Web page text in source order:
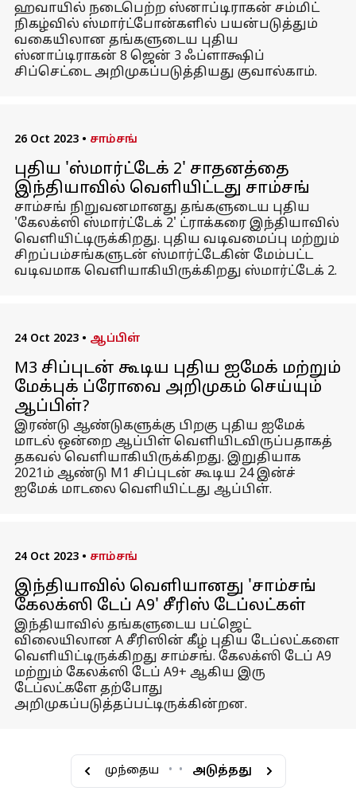
ஹவாயில் நடைபெற்ற ஸ்னாப்டிராகன் சம்மிட்
நிகழ்வில் ஸ்மார்ட்போன்களில் பயன்படுத்தும்
வகையிலான தங்களுடைய புதிய
ஸ்னாப்டிராகன் 8 ஜென் 3 ஃப்ளாக்ஷிப்
சிப்செட்டை அறிமுகப்படுத்தியது குவால்காம்.
26 Oct 2023 • சாம்சங்
புதிய 'ஸ்மார்ட்டேக் 2' சாதனத்தை
இந்தியாவில் வெளியிட்டது சாம்சங்
சாம்சங் நிறுவனமானது தங்களுடைய புதிய
'கேலக்ஸி ஸ்மார்ட்டேக் 2' ட்ராக்கரை இந்தியாவில்
வெளியிட்டிருக்கிறது. புதிய வடிவமைப்பு மற்றும்
சிறப்பம்சங்களுடன் ஸ்மார்ட்டேகின் மேம்பட்ட
வடிவமாக வெளியாகியிருக்கிறது ஸ்மார்ட்டேக் 2.
24 Oct 2023 • ஆப்பிள்
M3 சிப்புடன் கூடிய புதிய ஐமேக் மற்றும்
மேக்புக் ப்ரோவை அறிமுகம் செய்யும்
ஆப்பிள்?
இரண்டு ஆண்டுகளுக்கு பிறகு புதிய ஐமேக்
மாடல் ஒன்றை ஆப்பிள் வெளியிடவிருப்பதாகத்
தகவல் வெளியாகியிருக்கிறது. இறுதியாக
2021ம் ஆண்டு M1 சிப்புடன் கூடிய 24 இன்ச்
ஐமேக் மாடலை வெளியிட்டது ஆப்பிள்.
24 Oct 2023 • சாம்சங்
இந்தியாவில் வெளியானது 'சாம்சங்
கேலக்ஸி டேப் A9' சீரிஸ் டேப்லட்கள்
இந்தியாவில் தங்களுடைய பட்ஜெட்
விலையிலான A சீரிஸின் கீழ் புதிய டேப்லட்களை
வெளியிட்டிருக்கிறது சாம்சங். கேலக்ஸி டேப் A9
மற்றும் கேலக்ஸி டேப் A9+ ஆகிய இரு
டேப்லட்களே தற்போது
அறிமுகப்படுத்தப்பட்டிருக்கின்றன.
முந்தைய • • அடுத்தது